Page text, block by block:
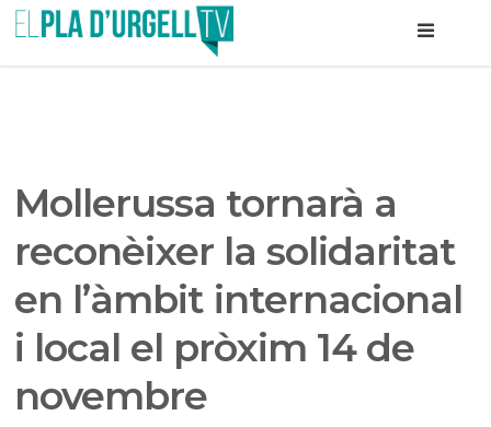
Mollerussa tornarà a
reconèixer la solidaritat
en l’àmbit internacional
i local el pròxim 14 de
novembre